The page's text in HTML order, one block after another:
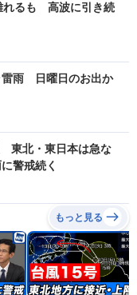
れるも 高波に引き続
雷雨 日曜日のお出か
東北・東日本は急な
警戒続く
もっと見る